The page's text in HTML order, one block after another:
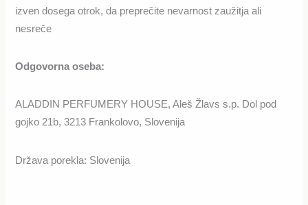
izven dosega otrok, da preprečite nevarnost zaužitja ali
nesreče
Odgovorna oseba:
ALADDIN PERFUMERY HOUSE, Aleš Žlavs s.p. Dol pod
gojko 21b, 3213 Frankolovo, Slovenija
Država porekla: Slovenija